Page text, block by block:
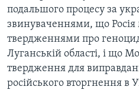
подальшого процесу за
звинуваченнями, що Росія
твердженнями про
Луганській області, і що
твердження для
російського вторгнення в